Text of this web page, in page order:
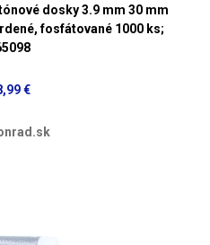
dosky 3.9 mm 30 mm
fosfátované 1000 ks;
€